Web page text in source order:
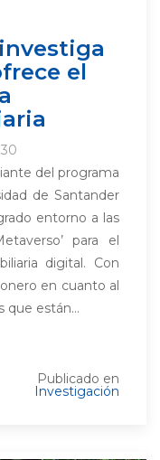
el
del programa
de Santander
entorno a las
para el
digital. Con
en cuanto al
que están...
Publicado en
Investigación